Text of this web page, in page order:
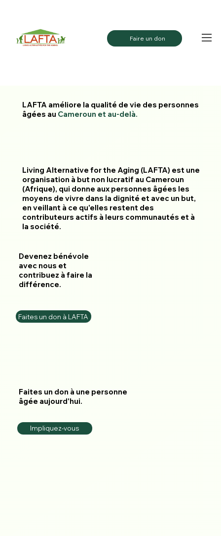
Faire un don
Faites un don à une personne
âgée aujourd'hui.
Impliquez-vous
LAFTA améliore la qualité de vie des personnes
âgées au Cameroun et au-delà.
Living Alternative for the Aging (LAFTA) est une
organisation à but non lucratif au Cameroun
(Afrique), qui donne aux personnes âgées les
moyens de vivre dans la dignité et avec un but,
en veillant à ce qu'elles restent des
contributeurs actifs à leurs communautés et à
la société.
Devenez bénévole
avec nous et
contribuez à faire la
différence.
Faites un don à LAFTA